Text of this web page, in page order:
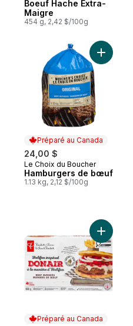
Boeuf Hache Extra-
Maigre
454 g, 2,42 $/100g
Préparé au Canada
24,00 $
Préparé au Canada
Le Choix du Boucher
Hamburgers de bœuf
1.13 kg, 2,12 $/100g
Ajouter
Préparé au Canada
Ajouter